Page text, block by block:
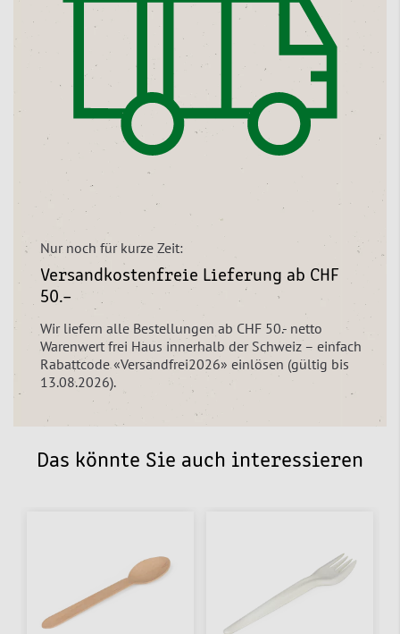
Nur noch für kurze Zeit:
Versandkostenfreie Lieferung ab CHF
50.–
Wir liefern alle Bestellungen ab CHF 50.- netto
Warenwert frei Haus innerhalb der Schweiz – einfach
Rabattcode «Versandfrei2026» einlösen (gültig bis
13.08.2026).
Das könnte Sie auch interessieren